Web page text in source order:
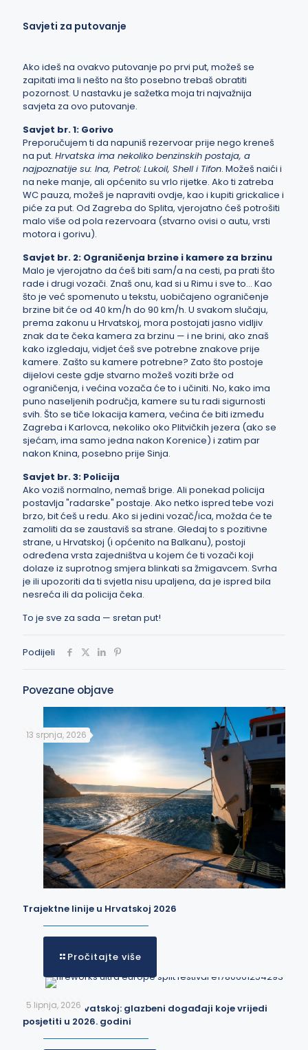
Savjeti za putovanje
Ako ideš na ovakvo putovanje po prvi put, možeš se
zapitati ima li nešto na što posebno trebaš obratiti
pozornost. U nastavku je sažetka moja tri najvažnija
savjeta za ovo putovanje.
Savjet br. 1: Gorivo
Preporučujem ti da napuniš rezervoar prije nego kreneš
na put. Hrvatska ima nekoliko benzinskih postaja, a
najpoznatije su: Ina, Petrol; Lukoil, Shell i Tifon. Možeš naići i
na neke manje, ali općenito su vrlo rijetke. Ako ti zatreba
WC pauza, možeš je napraviti ovdje, kao i kupiti grickalice i
piće za put. Od Zagreba do Splita, vjerojatno ćeš potrošiti
malo više od pola rezervoara (stvarno ovisi o autu, vrsti
motora i gorivu).
Savjet br. 2: Ograničenja brzine i kamere za brzinu
Malo je vjerojatno da ćeš biti sam/a na cesti, pa prati što
rade i drugi vozači. Znaš onu, kad si u Rimu i sve to… Kao
što je već spomenuto u tekstu, uobičajeno ograničenje
brzine bit će od 40 km/h do 90 km/h. U svakom slučaju,
prema zakonu u Hrvatskoj, mora postojati jasno vidljiv
znak da te čeka kamera za brzinu — i ne brini, ako znaš
kako izgledaju, vidjet ćeš sve potrebne znakove prije
kamere. Zašto su kamere potrebne? Zato što postoje
dijelovi ceste gdje stvarno možeš voziti brže od
ograničenja, i većina vozača će to i učiniti. No, kako ima
puno naseljenih područja, kamere su tu radi sigurnosti
svih. Što se tiče lokacija kamera, većina će biti između
Zagreba i Karlovca, nekoliko oko Plitvičkih jezera (ako se
sjećam, ima samo jedna nakon Korenice) i zatim par
nakon Knina, posebno prije Sinja.
Savjet br. 3: Policija
Ako voziš normalno, nemaš brige. Ali ponekad policija
postavlja "radarske" postaje. Ako netko ispred tebe vozi
brzo, bit ćeš u redu. Ako si jedini vozač/ica, možda će te
zamoliti da se zaustaviš sa strane. Gledaj to s pozitivne
strane, u Hrvatskoj (i općenito na Balkanu), postoji
određena vrsta zajedništva u kojem će ti vozači koji
dolaze iz suprotnog smjera blinkati sa žmigavcem. Svrha
je ili upozoriti da ti svjetla nisu upaljena, da je ispred bila
nesreća ili da policija čeka.
To je sve za sada — sretan put!
Podijeli
Povezane objave
13 srpnja, 2026
Trajektne linije u Hrvatskoj 2026
Pročitajte više
5 lipnja, 2026
Festivali u Hrvatskoj: glazbeni događaji koje vrijedi
posjetiti u 2026. godini